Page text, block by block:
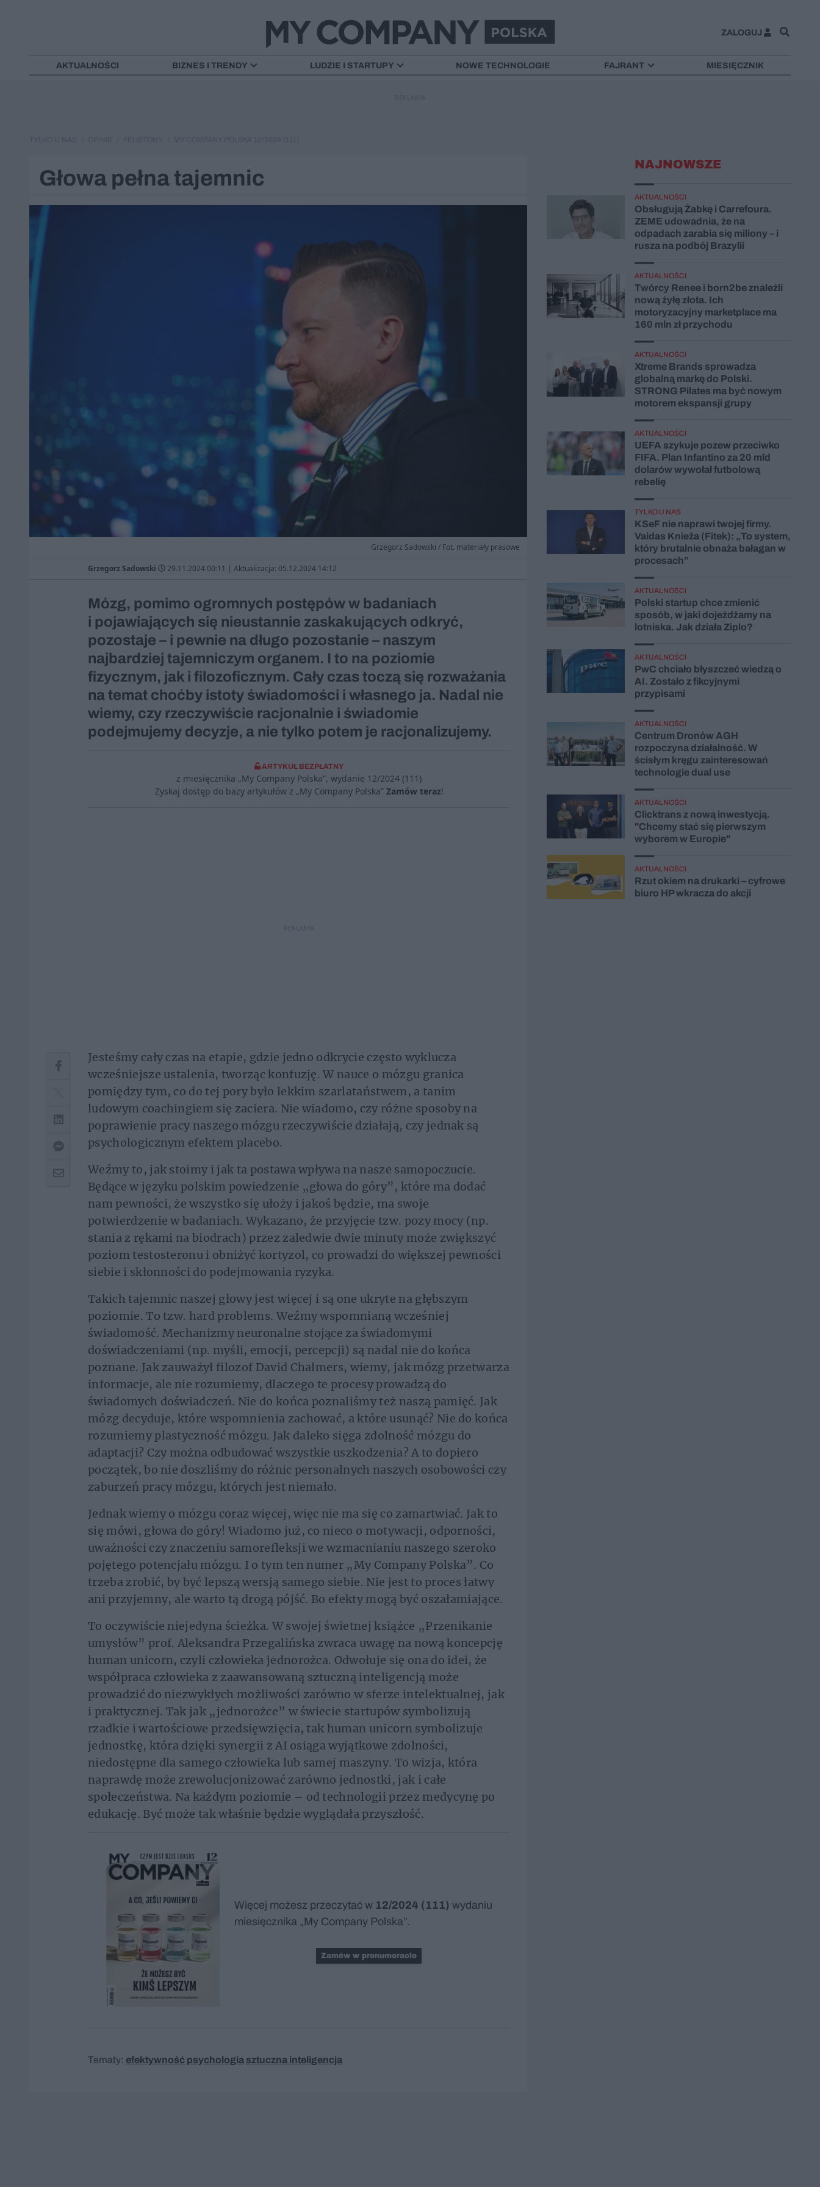
ZALOGUJ
AKTUALNOŚCI BIZNES I TRENDY LUDZIE I STARTUPY NOWE TECHNOLOGIE FAJRANT MIESIĘCZNIK
Głowa pełna tajemnic
Grzegorz Sadowski / Fot. materiały prasowe
Grzegorz Sadowski 29.11.2024 00:11 | Aktualizacja: 05.12.2024 14:12
Mózg, pomimo ogromnych postępów w badaniach
i pojawiających się nieustannie zaskakujących odkryć,
pozostaje – i pewnie na długo pozostanie – naszym
najbardziej tajemniczym organem. I to na poziomie
fizycznym, jak i filozoficznym. Cały czas toczą się rozważania
na temat choćby istoty świadomości i własnego ja. Nadal nie
wiemy, czy rzeczywiście racjonalnie i świadomie
podejmujemy decyzje, a nie tylko potem je racjonalizujemy.
ARTYKUŁ BEZPŁATNY
z miesięcznika „My Company Polska”, wydanie 12/2024 (111)
Zyskaj dostęp do bazy artykułów z „My Company Polska” Zamów teraz!
REKLAMA
Jesteśmy cały czas na etapie, gdzie jedno odkrycie często wyklucza
wcześniejsze ustalenia, tworząc konfuzję. W nauce o mózgu granica
pomiędzy tym, co do tej pory było lekkim szarlataństwem, a tanim
ludowym coachingiem się zaciera. Nie wiadomo, czy różne sposoby na
poprawienie pracy naszego mózgu rzeczywiście działają, czy jednak są
psychologicznym efektem placebo.
Weźmy to, jak stoimy i jak ta postawa wpływa na nasze samopoczucie.
Będące w języku polskim powiedzenie „głowa do góry”, które ma dodać
nam pewności, że wszystko się ułoży i jakoś będzie, ma swoje
potwierdzenie w badaniach. Wykazano, że przyjęcie tzw. pozy mocy (np.
stania z rękami na biodrach) przez zaledwie dwie minuty może zwiększyć
poziom testosteronu i obniżyć kortyzol, co prowadzi do większej pewności
siebie i skłonności do podejmowania ryzyka.
Takich tajemnic naszej głowy jest więcej i są one ukryte na głębszym
poziomie. To tzw. hard problems. Weźmy wspomnianą wcześniej
świadomość. Mechanizmy neuronalne stojące za świadomymi
doświadczeniami (np. myśli, emocji, percepcji) są nadal nie do końca
poznane. Jak zauważył filozof David Chalmers, wiemy, jak mózg przetwarza
informacje, ale nie rozumiemy, dlaczego te procesy prowadzą do
świadomych doświadczeń. Nie do końca poznaliśmy też naszą pamięć. Jak
mózg decyduje, które wspomnienia zachować, a które usunąć? Nie do końca
rozumiemy plastyczność mózgu. Jak daleko sięga zdolność mózgu do
adaptacji? Czy można odbudować wszystkie uszkodzenia? A to dopiero
początek, bo nie doszliśmy do różnic personalnych naszych osobowości czy
zaburzeń pracy mózgu, których jest niemało.
Jednak wiemy o mózgu coraz więcej, więc nie ma się co zamartwiać. Jak to
się mówi, głowa do góry! Wiadomo już, co nieco o motywacji, odporności,
uważności czy znaczeniu samorefleksji we wzmacnianiu naszego szeroko
pojętego potencjału mózgu. I o tym ten numer „My Company Polska”. Co
trzeba zrobić, by być lepszą wersją samego siebie. Nie jest to proces łatwy
ani przyjemny, ale warto tą drogą pójść. Bo efekty mogą być oszałamiające.
To oczywiście niejedyna ścieżka. W swojej świetnej książce „Przenikanie
umysłów” prof. Aleksandra Przegalińska zwraca uwagę na nową koncepcję
human unicorn, czyli człowieka jednorożca. Odwołuje się ona do idei, że
współpraca człowieka z zaawansowaną sztuczną inteligencją może
prowadzić do niezwykłych możliwości zarówno w sferze intelektualnej, jak
i praktycznej. Tak jak „jednorożce” w świecie startupów symbolizują
rzadkie i wartościowe przedsięwzięcia, tak human unicorn symbolizuje
jednostkę, która dzięki synergii z AI osiąga wyjątkowe zdolności,
niedostępne dla samego człowieka lub samej maszyny. To wizja, która
naprawdę może zrewolucjonizować zarówno jednostki, jak i całe
społeczeństwa. Na każdym poziomie – od technologii przez medycynę po
edukację. Być może tak właśnie będzie wyglądała przyszłość.
Więcej możesz przeczytać w 12/2024 (111) wydaniu
miesięcznika „My Company Polska”.
Zamów w prenumeracie
Tematy: efektywność psychologia sztuczna inteligencja
NAJNOWSZE
AKTUALNOŚCI
Obsługują Żabkę i Carrefoura.
ZEME udowadnia, że na
odpadach zarabia się miliony – i
rusza na podbój Brazylii
AKTUALNOŚCI
Twórcy Renee i born2be znaleźli
nową żyłę złota. Ich
motoryzacyjny marketplace ma
160 mln zł przychodu
AKTUALNOŚCI
Xtreme Brands sprowadza
globalną markę do Polski.
STRONG Pilates ma być nowym
motorem ekspansji grupy
AKTUALNOŚCI
UEFA szykuje pozew przeciwko
FIFA. Plan Infantino za 20 mld
dolarów wywołał futbolową
rebelię
TYLKO U NAS
KSeF nie naprawi twojej firmy.
Vaidas Knieža (Fitek): „To system,
który brutalnie obnaża bałagan w
procesach”
AKTUALNOŚCI
Polski startup chce zmienić
sposób, w jaki dojeżdżamy na
lotniska. Jak działa Ziplo?
AKTUALNOŚCI
PwC chciało błyszczeć wiedzą o
AI. Zostało z fikcyjnymi
przypisami
AKTUALNOŚCI
Centrum Dronów AGH
rozpoczyna działalność. W
ścisłym kręgu zainteresowań
technologie dual use
AKTUALNOŚCI
Clicktrans z nową inwestycją.
"Chcemy stać się pierwszym
wyborem w Europie"
AKTUALNOŚCI
Rzut okiem na drukarki – cyfrowe
biuro HP wkracza do akcji